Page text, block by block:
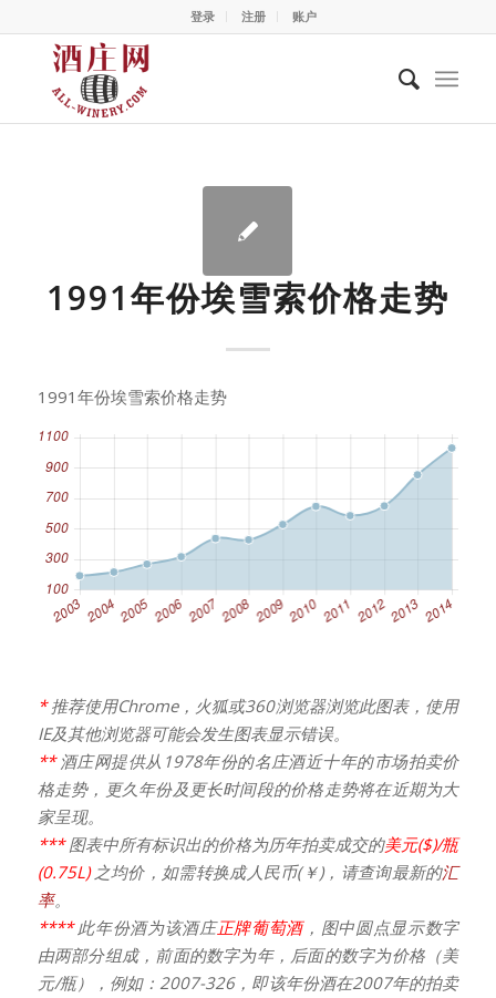
登录 注册 账户
1991年份埃雪索价格走势
1991年份埃雪索价格走势
*推荐使用Chrome，火狐或360浏览器浏览此图表，使用
IE及其他浏览器可能会发生图表显示错误。
** 酒庄网提供从1978年份的名庄酒近十年的市场拍卖价
格走势，更久年份及更长时间段的价格走势将在近期为大
家呈现。
***图表中所有标识出的价格为历年拍卖成交的美元($)/瓶
(0.75L)之均价，如需转换成人民币(￥)，请查询最新的汇
率。
****此年份酒为该酒庄正牌葡萄酒，图中圆点显示数字
由两部分组成，前面的数字为年，后面的数字为价格（美
元/瓶），例如：2007-326，即该年份酒在2007年的拍卖